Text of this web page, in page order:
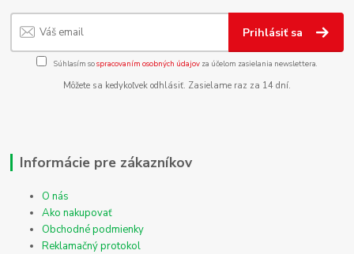
Prihlásiť sa
Súhlasím sospracovaním osobných údajov za účelom zasielania newslettera.
Môžete sa kedykoľvek odhlásiť. Zasielame raz za 14 dní.
Informácie pre zákazníkov
O nás
Ako nakupovať
Obchodné podmienky
Reklamačný protokol